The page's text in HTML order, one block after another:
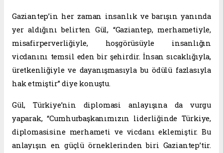
Gaziantep’in her zaman insanlık ve barışın yanında
yer aldığını belirten Gül, “Gaziantep, merhametiyle,
misafirperverliğiyle, hoşgörüsüyle insanlığın
vicdanını temsil eden bir şehirdir. İnsan sıcaklığıyla,
üretkenliğiyle ve dayanışmasıyla bu ödülü fazlasıyla
hak etmiştir” diye konuştu.
Gül, Türkiye’nin diplomasi anlayışına da vurgu
yaparak, “Cumhurbaşkanımızın liderliğinde Türkiye,
diplomasisine merhameti ve vicdanı eklemiştir. Bu
anlayışın en güçlü örneklerinden biri Gaziantep’tir.